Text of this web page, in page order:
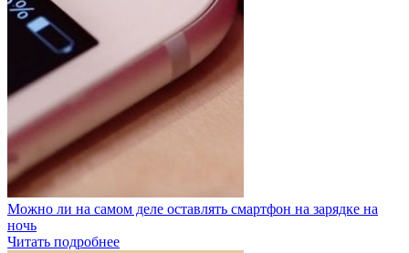
Можно ли на самом деле оставлять смартфон на зарядке на
ночь
Читать подробнее